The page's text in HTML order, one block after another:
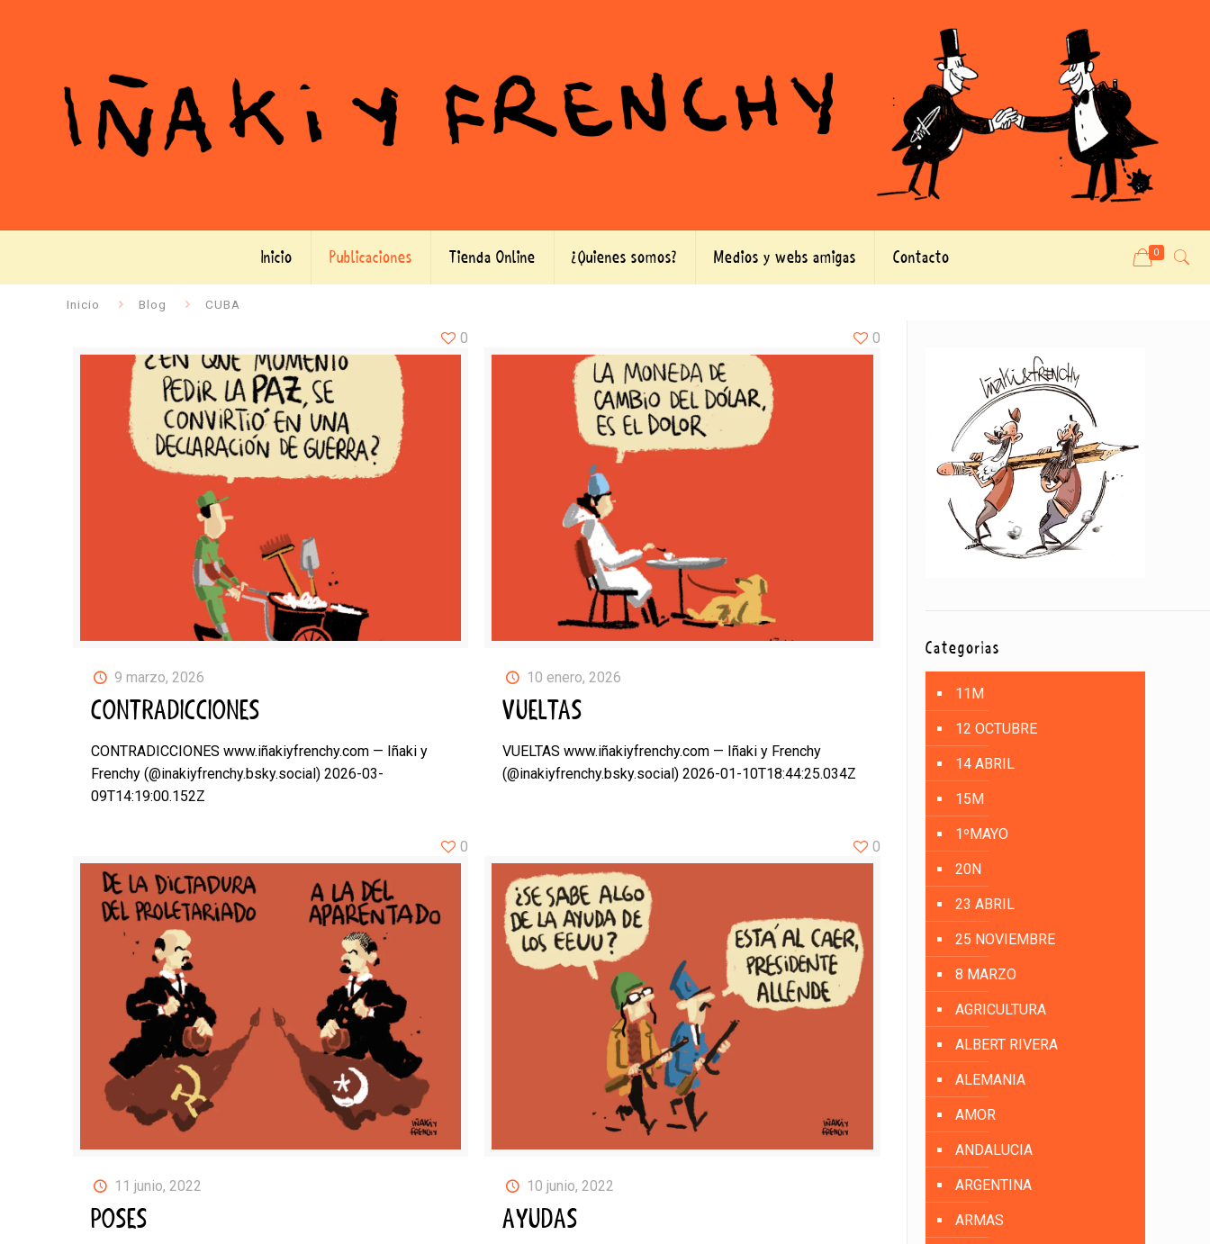
Inicio Publicaciones Tienda Online ¿Quienes somos? Medios y webs amigas Contacto 0
Inicio Blog CUBA
9 marzo, 2026
CONTRADICCIONES
CONTRADICCIONES www.iñakiyfrenchy.com — Iñaki y
Frenchy (@inakiyfrenchy.bsky.social) 2026-03-
09T14:19:00.152Z
0
10 enero, 2026
VUELTAS
VUELTAS www.iñakiyfrenchy.com — Iñaki y Frenchy
(@inakiyfrenchy.bsky.social) 2026-01-10T18:44:25.034Z
0
11 junio, 2022
POSES
0
10 junio, 2022
AYUDAS
0
Categorías
11M
12 OCTUBRE
14 ABRIL
15M
1ºMAYO
20N
23 ABRIL
25 NOVIEMBRE
8 MARZO
AGRICULTURA
ALBERT RIVERA
ALEMANIA
AMOR
ANDALUCIA
ARGENTINA
ARMAS